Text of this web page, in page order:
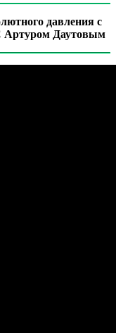
давления с
Артуром Даутовым